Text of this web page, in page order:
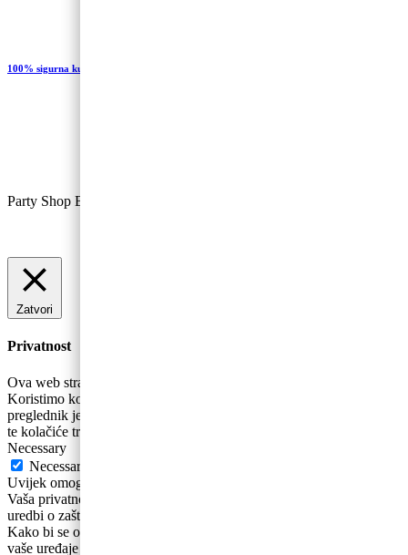
100% sigurna kupovina
Party Shop Baloncic, obrt ©
Zatvori
Privatnost
Ova web stranica koristi kolačiće za poboljšanje vašeg iskustva.
Koristimo kolačiće koji se prema potrebi pohranjuju se na vaš
preglednik jer su bitni za rad osnovnih funkcionalnosti web stranice
te kolačiće trećih strana koji nam pomažu u analizira
Necessary
Necessary
Uvijek omogućeno
Vaša privatnost i osobni podaci su nam bitni. Sukladno novoj Općoj
uredbi o zaštiti podataka ažurirali smo naša Pravila privatnosti .
Kako bi se osigurao ispravan rad ovih web-stranica, ponekad na
vaše uređaje pohranjujemo male podatkovne datoteke poznate pod